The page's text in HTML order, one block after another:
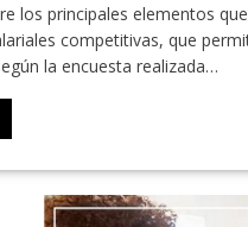
los principales elementos
competitivas, que
la encuesta realizada…